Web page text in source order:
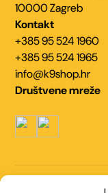
10000 Zagreb
Kontakt
+385 95 524 1960
+385 95 524 1965
info@k9shop.hr
Društvene mreže